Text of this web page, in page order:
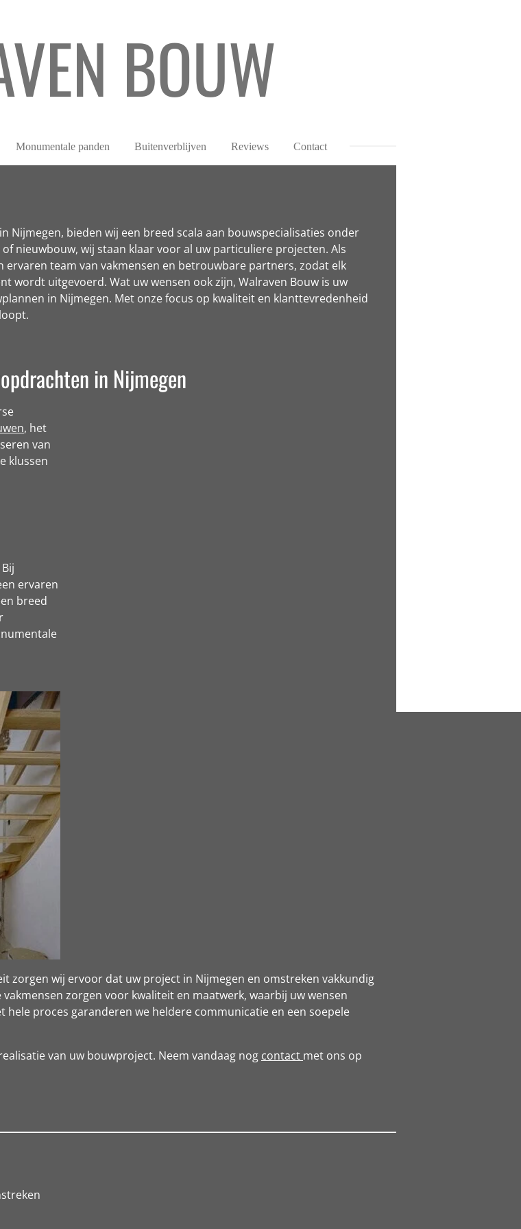
BOUW
Monumentale panden Buitenverblijven Reviews Contact
Nijmegen, bieden wij een breed scala aan bouwspecialisaties onder
nieuwbouw, wij staan klaar voor al uw particuliere projecten. Als
team van vakmensen en betrouwbare partners, zodat elk
wordt uitgevoerd. Wat uw wensen ook zijn, Walraven Bouw is uw
in Nijmegen. Met onze focus op kwaliteit en klanttevredenheid
in Nijmegen
, het
van
klussen
ervaren
breed
zorgen wij ervoor dat uw project in Nijmegen en omstreken vakkundig
zorgen voor kwaliteit en maatwerk, waarbij uw wensen
proces garanderen we heldere communicatie en een soepele
van uw bouwproject. Neem vandaag nog contact met ons op